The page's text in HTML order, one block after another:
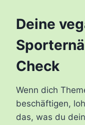
Deine
Check
Wenn dich
beschäftigen,
das, was du